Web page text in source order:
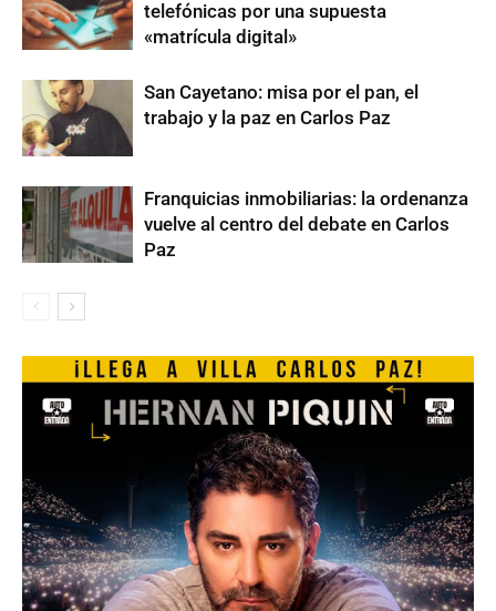
telefónicas por una supuesta
«matrícula digital»
San Cayetano: misa por el pan, el
trabajo y la paz en Carlos Paz
Franquicias inmobiliarias: la ordenanza
vuelve al centro del debate en Carlos
Paz